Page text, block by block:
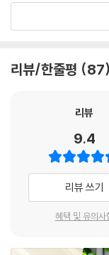
말》의 부모용 저서로,
아이가 사랑받는 사람
키우려면 어떻게 해야
그런데 아이에게 하는
그때 그 마음을 다 잊고
습을 보며 마음이 아팠
는 방법으로 ‘필사’를
“아이에게 마음을 예
이를 사랑하지 않거나
말이니까요. 하지만 ‘논
리뷰/한줄평 87
리뷰
9.4
리뷰 쓰기
혜택 및 유의사